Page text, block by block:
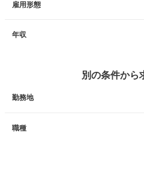
雇用形態
年収
別の条件から
勤務地
職種